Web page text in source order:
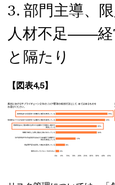
3. 部門主導、
人材不足――経
と隔たり
【図表4,5】